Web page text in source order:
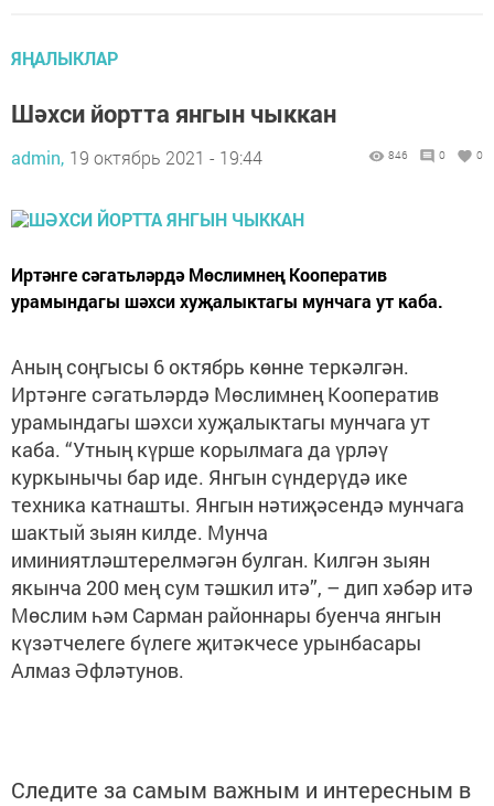
ЯҢАЛЫКЛАР
Шәхси йортта янгын чыккан
admin, 19 октябрь 2021 - 19:44 846 0 0
Иртәнге сәгатьләрдә Мөслимнең Кооператив
урамындагы шәхси хуҗалыктагы мунчага ут каба.
Аның соңгысы 6 октябрь көнне теркәлгән.
Иртәнге сәгатьләрдә Мөслимнең Кооператив
урамындагы шәхси хуҗалыктагы мунчага ут
каба. “Утның күрше корылмага да үрләү
куркынычы бар иде. Янгын сүндерүдә ике
техника катнашты. Янгын нәтиҗәсендә мунчага
шактый зыян килде. Мунча
иминиятләштерелмәгән булган. Килгән зыян
якынча 200 мең сум тәшкил итә”, – дип хәбәр итә
Мөслим һәм Сарман районнары буенча янгын
күзәтчелеге бүлеге җитәкчесе урынбасары
Алмаз Әфләтунов.
Следите за самым важным и интересным в